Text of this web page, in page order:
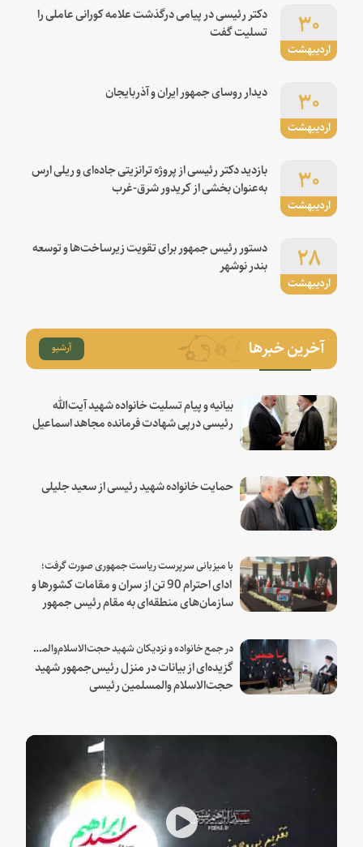
اردیبهشت
۳۰
دکتر رئیسی در پیامی درگذشت علامه کورانی عاملی را
تسلیت گفت
اردیبهشت
۳۰ دیدار روسای جمهور ایران و آذربایجان
اردیبهشت
۳۰
بازدید دکتر رئیسی از پروژه ترانزیتی جاده‌ای و ریلی ارس
به‌عنوان بخشی از کریدور شرق-غرب
اردیبهشت
۲۸
دستور رئیس جمهور برای تقویت زیرساخت‌ها و توسعه
بندر نوشهر
آخرین خبرها آرشیو
بیانیه و پیام تسلیت خانواده شهید آیت‌الله
رئیسی درپی شهادت فرمانده مجاهد اسماعیل
حمایت خانواده شهید رئیسی از سعید جلیلی
با میزبانی سرپرست ریاست جمهوری صورت گرفت؛
ادای احترام 90 تن از سران و مقامات کشورها و
سازمان‌های منطقه‌ای به مقام رئیس جمهور
در جمع خانواده و نزدیکان شهید حجت‌الاسلام‌والمسلمین رئیسی:
گزیده‌ای از بیانات در منزل رئیس‌جمهور شهید
حجت‌الاسلام والمسلمین رئیسی